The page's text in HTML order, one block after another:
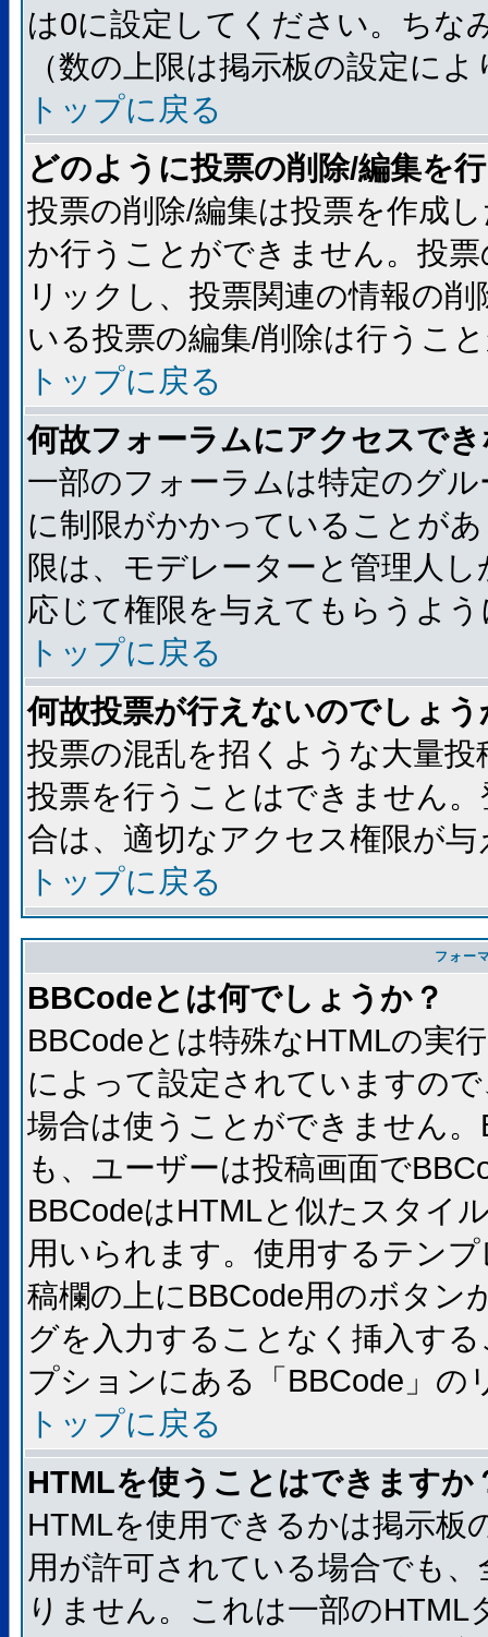
は0に設定してください。ちな
（数の上限は掲示板の設定に
トップに戻る
どのように投票の削除/編集を
投票の削除/編集は投票を作成
か行うことができません。投
リックし、投票関連の情報の
いる投票の編集/削除は行うこ
トップに戻る
何故フォーラムにアクセスで
一部のフォーラムは特定のグ
に制限がかかっていることが
限は、モデレーターと管理人
応じて権限を与えてもらうよ
トップに戻る
何故投票が行えないのでしょう
投票の混乱を招くような大量
投票を行うことはできません
合は、適切なアクセス権限が
トップに戻る
フォー
BBCodeとは何でしょうか？
BBCodeとは特殊なHTMLの実
によって設定されていますの
場合は使うことができません
も、ユーザーは投稿画面で
BBCodeはHTMLと似たスタイ
用いられます。使用するテン
稿欄の上にBBCode用のボタン
グを入力することなく挿入す
プションにある「BBCode」
トップに戻る
HTMLを使うことはできますか
HTMLを使用できるかは掲示板
用が許可されている場合でも
りません。これは一部の